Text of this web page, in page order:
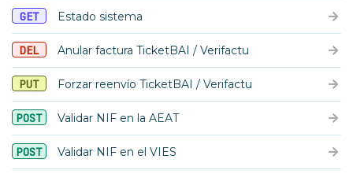
GET Estado sistema
DEL Anular factura TicketBAI / Verifactu
PUT Forzar reenvío TicketBAI / Verifactu
POST Validar NIF en la AEAT
POST Validar NIF en el VIES